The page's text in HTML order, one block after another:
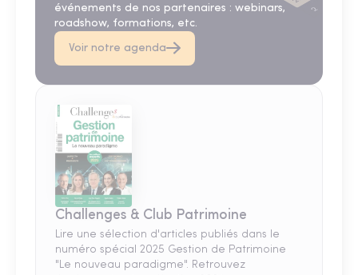
événements de nos partenaires : webinars,
roadshow, formations, etc.
Voir notre agenda
Challenges & Club Patrimoine
Lire une sélection d'articles publiés dans le
numéro spécial 2025 Gestion de Patrimoine
"Le nouveau paradigme". Retrouvez